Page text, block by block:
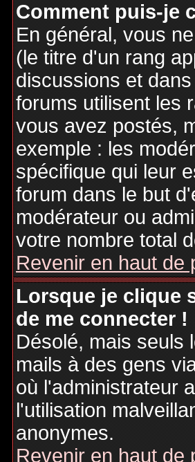
Comment puis-je
En général, vous
(le titre d'un rang
discussions et
forums utilisent les
vous avez postés,
exemple : les
spécifique qui leur
forum dans le but
modérateur ou
votre nombre total
Revenir en haut de
Lorsque je clique
de me connecter !
Désolé, mais seuls
mails à des gens
où l'administrateur
l'utilisation
anonymes.
Revenir en haut de